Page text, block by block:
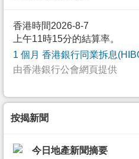
香港時間2026-8-7
上午11時15分的結算率。
1 個月 香港銀行同業拆息
由香港銀行公會網頁提供
按揭新聞
今日地產新聞摘要